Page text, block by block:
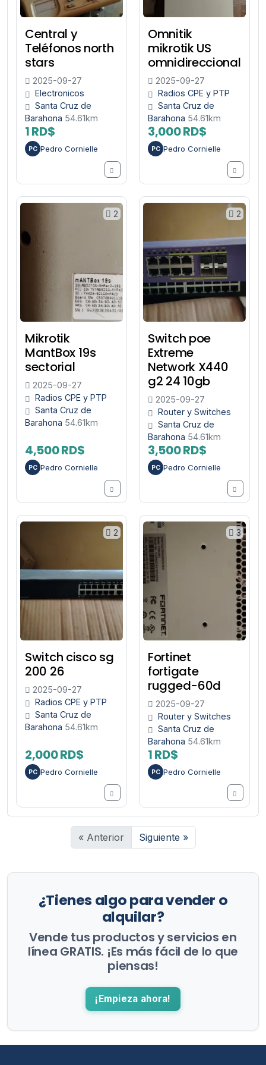
Central y
Teléfonos north
stars
2025-09-27
Electronicos
Santa Cruz de
Barahona 54.61km
1 RD$
PC Pedro Cornielle
Omnitik
mikrotik US
omnidireccional
2025-09-27
Radios CPE y PTP
Santa Cruz de
Barahona 54.61km
3,000 RD$
PC Pedro Cornielle
2
Mikrotik
MantBox 19s
sectorial
2025-09-27
Radios CPE y PTP
Santa Cruz de
Barahona 54.61km
4,500 RD$
PC Pedro Cornielle
2
Switch poe
Extreme
Network X440
g2 24 10gb
2025-09-27
Router y Switches
Santa Cruz de
Barahona 54.61km
3,500 RD$
PC Pedro Cornielle
2
Switch cisco sg
200 26
2025-09-27
Radios CPE y PTP
Santa Cruz de
Barahona 54.61km
2,000 RD$
PC Pedro Cornielle
3
Fortinet
fortigate
rugged-60d
2025-09-27
Router y Switches
Santa Cruz de
Barahona 54.61km
1 RD$
PC Pedro Cornielle
« Anterior Siguiente »
¿Tienes algo para vender o
alquilar?
Vende tus productos y servicios en
línea GRATIS. ¡Es más fácil de lo que
piensas!
¡Empieza ahora!